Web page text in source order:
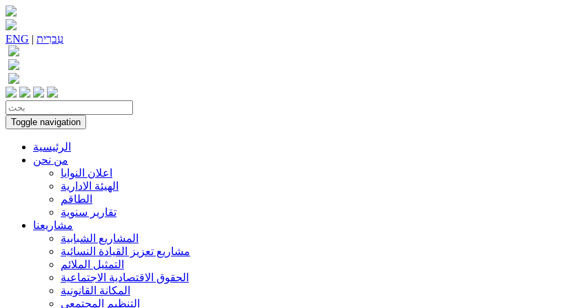
ENG | עִברִית
Toggle navigation
الرئيسية
من نحن
اعلان النوايا
الهيئة الادارية
الطاقم
تقارير سنوية
مشاريعنا
المشاريع الشبابية
مشاريع تعزيز القيادة النسائية
التمثيل الملائم
الحقوق الاقتصادية الاجتماعية
المكانة القانونية
التنظيم المجتمعي